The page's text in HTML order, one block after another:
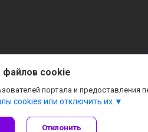
платформе Deal.by
файлов cookie
портала и предоставления
cookies или отключить их.
Отклонить